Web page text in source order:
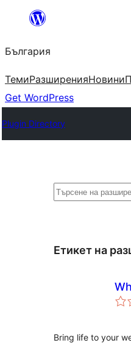
България
ТемиРазширенияНовини
Get WordPress
Plugin Directory
Търсене
Етикет на
Bring life to your